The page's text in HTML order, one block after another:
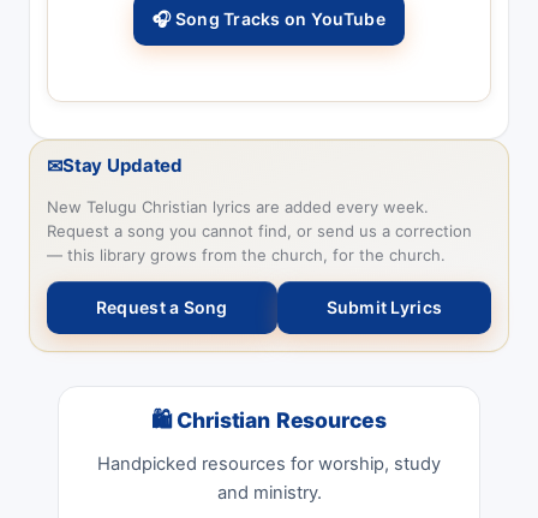
🎧 Song Tracks on YouTube
✉Stay Updated
New Telugu Christian lyrics are added every week.
Request a song you cannot find, or send us a correction
— this library grows from the church, for the church.
Request a Song Submit Lyrics
🛍 Christian Resources
Handpicked resources for worship, study
and ministry.